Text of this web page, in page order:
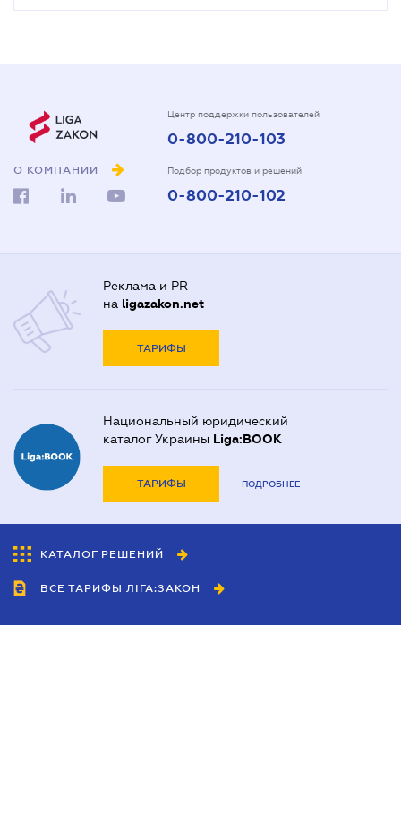
О КОМПАНИИ
Центр поддержки пользователей
0-800-210-103
Подбор продуктов и решений
0-800-210-102
Реклама и PR
на ligazakon.net
ТАРИФЫ
Национальный юридический
каталог Украины Liga:BOOK
ТАРИФЫ ПОДРОБНЕЕ
КАТАЛОГ РЕШЕНИЙ
ВСЕ ТАРИФЫ ЛІГА:ЗАКОН